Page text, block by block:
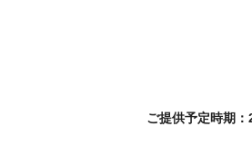
ご提供予定時期